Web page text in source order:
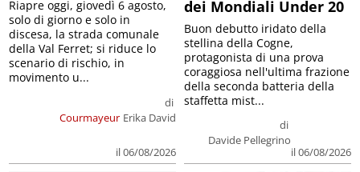
Courmayeur
di
Erika David
il 06/08/2026
Riapre oggi, giovedì 6 agosto,
solo di giorno e solo in
discesa, la strada comunale
della Val Ferret; si riduce lo
scenario di rischio, in
movimento u...
dei Mondiali Under 20
di
Davide Pellegrino
il 06/08/2026
Buon debutto iridato della
stellina della Cogne,
protagonista di una prova
coraggiosa nell'ultima frazione
della seconda batteria della
staffetta mist...